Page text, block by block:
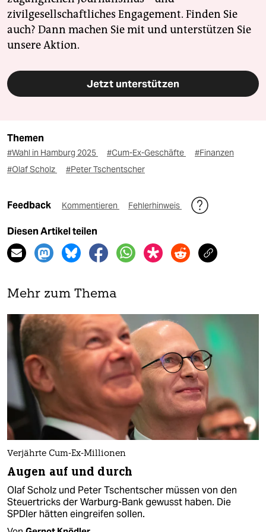
zivilgesellschaftliches Engagement. Finden Sie
auch? Dann machen Sie mit und unterstützen Sie
unsere Aktion.
Jetzt unterstützen
Themen
#Wahl in Hamburg 2025 #Cum-Ex-Geschäfte
#Finanzen
#Olaf Scholz
#Peter Tschentscher
Feedback Kommentieren Fehlerhinweis
Diesen Artikel teilen
Mehr zum Thema
Verjährte Cum-Ex-Millionen
Augen auf und durch
Olaf Scholz und Peter Tschentscher müssen von den
Steuertricks der Warburg-Bank gewusst haben. Die
SPDler hätten eingreifen sollen.